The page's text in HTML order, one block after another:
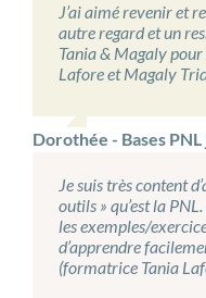
J’ai aimé revenir et
autre regard et un
Tania & Magaly
Lafore et Magaly
Dorothée - Bases
Je suis très content
outils » qu’est la
les exemples/
d’apprendre
(formatrice Tania